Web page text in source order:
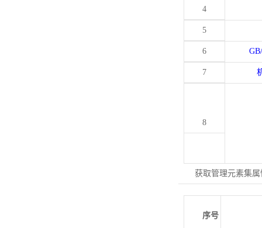
4
5
6
7
8
获取管理元素集
序号